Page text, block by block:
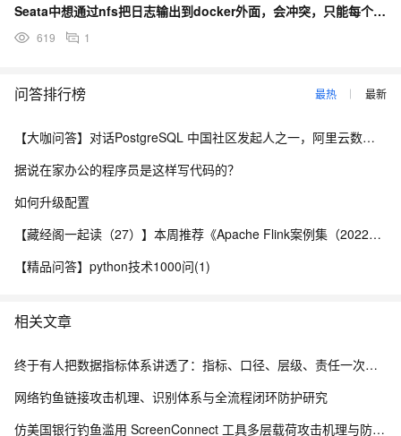
Seata中想通过nfs把日志输出到docker外面，会冲突，只能每个实例的日志文件不同名称对吗？
619 1
问答排行榜 最热 最新
【大咖问答】对话PostgreSQL 中国社区发起人之一，阿里云数据库高级专家 德哥
据说在家办公的程序员是这样写代码的？
如何升级配置
【藏经阁一起读（27）】本周推荐《Apache Flink案例集（2022版）》，你有哪些心得？
【精品问答】python技术1000问(1)
相关文章
终于有人把数据指标体系讲透了：指标、口径、层级、责任一次讲清
网络钓鱼链接攻击机理、识别体系与全流程闭环防护研究
仿美国银行钓鱼滥用 ScreenConnect 工具多层载荷攻击机理与防御体系研究